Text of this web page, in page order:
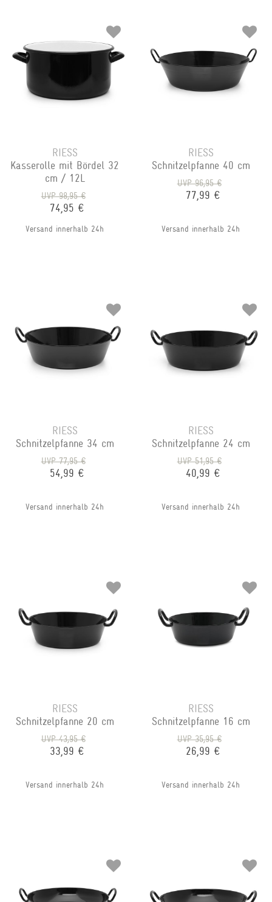
RIESS
Kasserolle mit Bördel 32
cm / 12L
UVP 98,95 €
74,95 €
Versand innerhalb 24h
RIESS
Schnitzelpfanne 40 cm
UVP 96,95 €
77,99 €
Versand innerhalb 24h
RIESS
Schnitzelpfanne 34 cm
UVP 77,95 €
54,99 €
Versand innerhalb 24h
RIESS
Schnitzelpfanne 24 cm
UVP 51,95 €
40,99 €
Versand innerhalb 24h
RIESS
Schnitzelpfanne 20 cm
UVP 43,95 €
33,99 €
Versand innerhalb 24h
RIESS
Schnitzelpfanne 16 cm
UVP 35,95 €
26,99 €
Versand innerhalb 24h